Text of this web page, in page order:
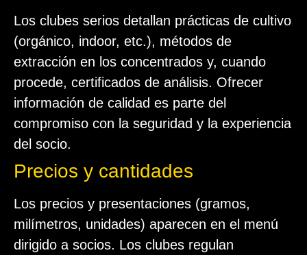
Los clubes serios detallan prácticas de cultivo
(orgánico, indoor, etc.), métodos de
extracción en los concentrados y, cuando
procede, certificados de análisis. Ofrecer
información de calidad es parte del
compromiso con la seguridad y la experiencia
del socio.
Precios y cantidades
Los precios y presentaciones (gramos,
milímetros, unidades) aparecen en el menú
dirigido a socios. Los clubes regulan